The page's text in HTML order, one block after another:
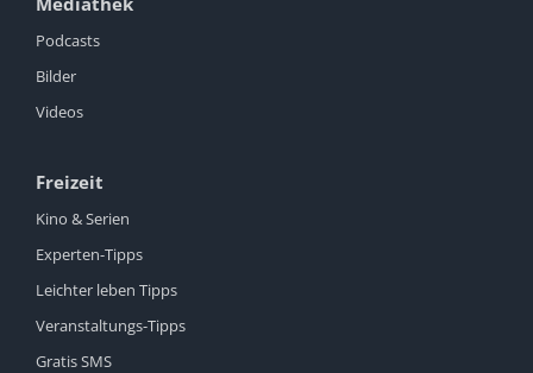
Podcasts
Bilder
Videos
Freizeit
Kino & Serien
Experten-Tipps
Leichter leben Tipps
Veranstaltungs-Tipps
Gratis SMS